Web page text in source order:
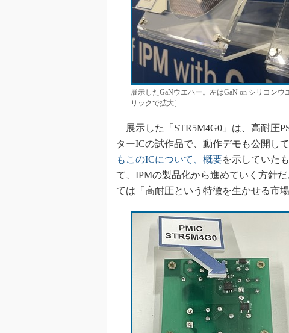
展示したGaNウエハー。左はGaN on シリコン
リックで拡大］
展示した「STR5M4G0」は、高耐圧
ターICの試作品で、動作デモも公開し
もこのICについて、概要を示していた
て、IPMの製品化から進めていく方針
ては「高耐圧という特徴を生かせる市